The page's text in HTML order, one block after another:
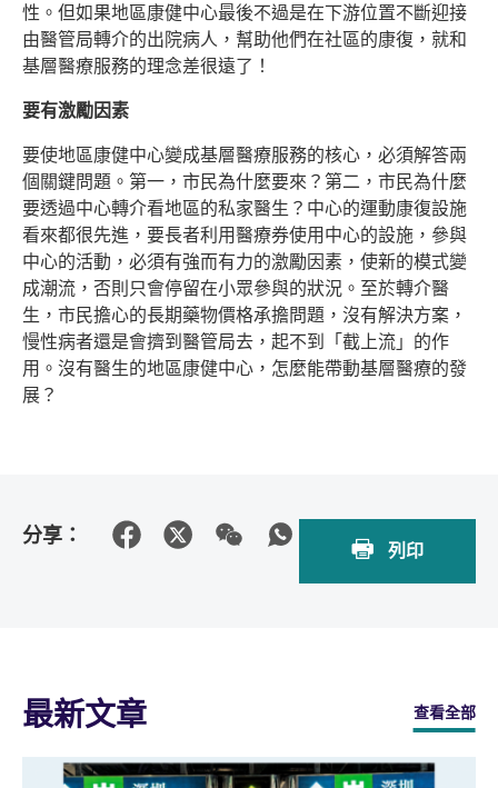
性。但如果地區康健中心最後不過是在下游位置不斷迎接
由醫管局轉介的出院病人，幫助他們在社區的康復，就和
基層醫療服務的理念差很遠了！
要有激勵因素
要使地區康健中心變成基層醫療服務的核心，必須解答兩
個關鍵問題。第一，市民為什麼要來？第二，市民為什麼
要透過中心轉介看地區的私家醫生？中心的運動康復設施
看來都很先進，要長者利用醫療券使用中心的設施，參與
中心的活動，必須有強而有力的激勵因素，使新的模式變
成潮流，否則只會停留在小眾參與的狀況。至於轉介醫
生，市民擔心的長期藥物價格承擔問題，沒有解決方案，
慢性病者還是會擠到醫管局去，起不到「截上流」的作
用。沒有醫生的地區康健中心，怎麼能帶動基層醫療的發
展？
分享：
列印
最新文章 查看全部